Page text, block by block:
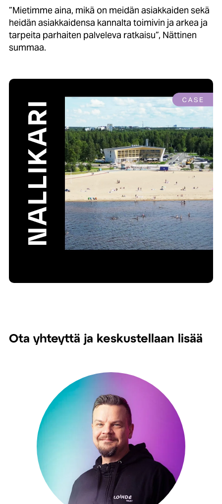
”Mietimme aina, mikä on meidän asiakkaiden sekä
heidän asiakkaidensa kannalta toimivin ja arkea ja
tarpeita parhaiten palveleva ratkaisu”, Nättinen
summaa.
Ota yhteyttä ja keskustellaan lisää